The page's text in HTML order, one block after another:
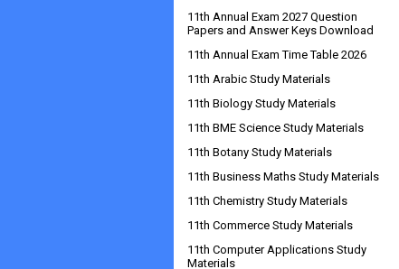
11th Annual Exam 2027 Question
Papers and Answer Keys Download
11th Annual Exam Time Table 2026
11th Arabic Study Materials
11th Biology Study Materials
11th BME Science Study Materials
11th Botany Study Materials
11th Business Maths Study Materials
11th Chemistry Study Materials
11th Commerce Study Materials
11th Computer Applications Study
Materials